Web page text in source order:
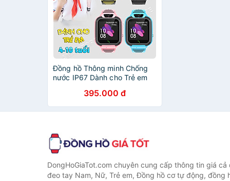
Đồng hồ Thông minh Chống
nước IP67 Dành cho Trẻ em
chính hãng395.000 đ
DongHoGiaTot.com chuyên cung cấp thông tin giá
đeo tay Nam, Nữ, Trẻ em, Đồng hồ cơ tự động, đồng